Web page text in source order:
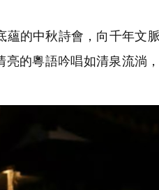
的中秋詩會，向千年文
的粵語吟唱如清泉流淌